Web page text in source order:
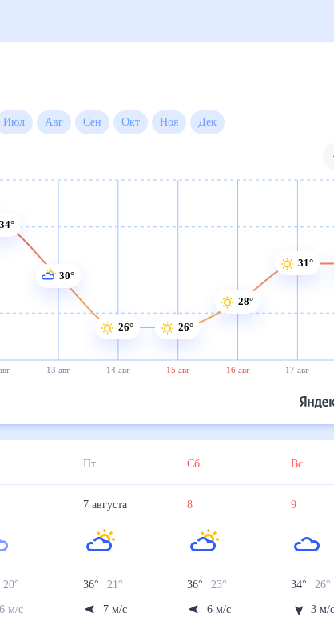
Июл Авг Сен Окт Ноя
13 авг 14 авг 15 авг 16 авг 17 авг
34°
30°
26° 26°
28°
31°
Пт Сб Вс
20
6 м/с
7 августа
36° 21°
7 м/с
8
36° 23
6 м/с
9
34° 26
3 м/